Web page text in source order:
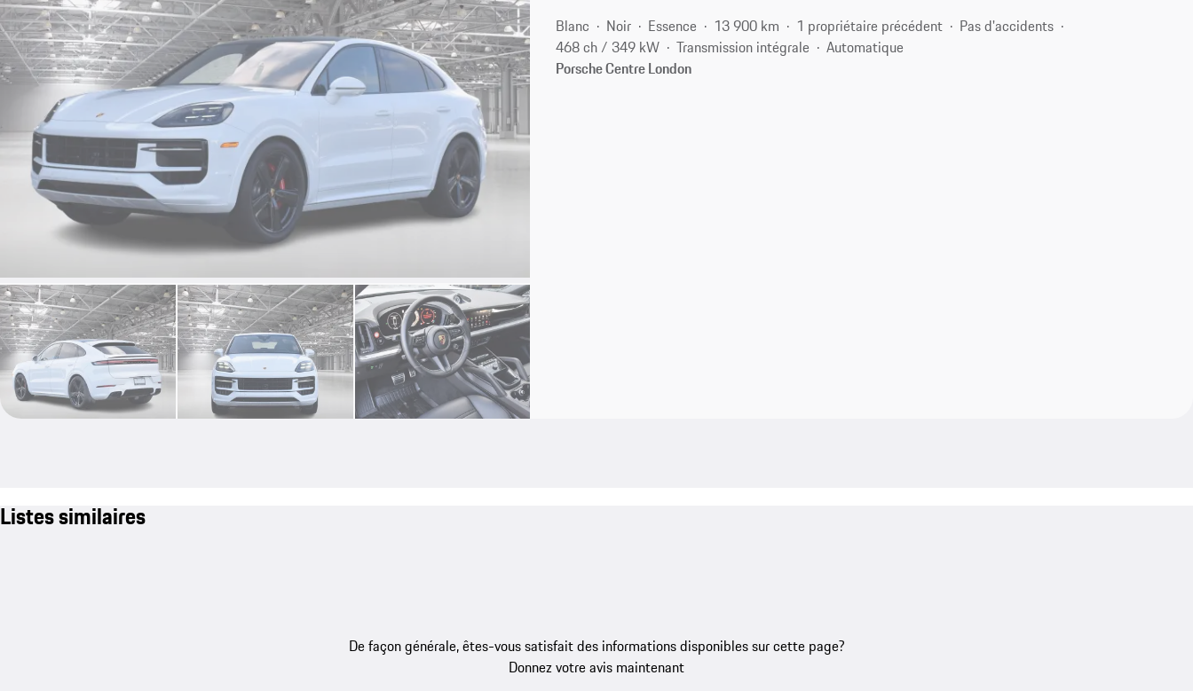
Blanc Noir Essence 13 900 km 1 propriétaire précédent
Pas d'accidents
468 ch / 349 kW
Transmission intégrale
Automatique
Porsche Centre London
Listes similaires
De façon générale, êtes-vous satisfait des informations disponibles sur cette page?
Donnez votre avis maintenant